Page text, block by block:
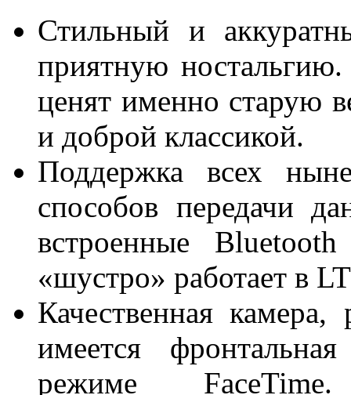
Стильный и
приятную
ценят именно старую
и доброй классикой.
Поддержка всех
способов передачи
встроенные
«шустро» работает в
Качественная
имеется
режиме